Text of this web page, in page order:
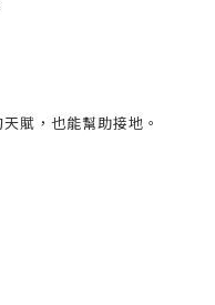
賦，也能幫助接地。